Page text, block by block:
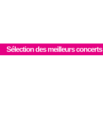
Sélection des meilleurs